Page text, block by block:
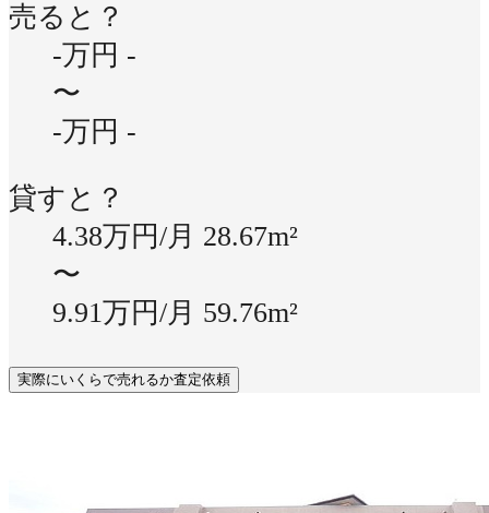
売ると？
-万円 -
〜
-万円 -
貸すと？
4.38万円/月 28.67m²
〜
9.91万円/月 59.76m²
実際にいくらで売れるか査定依頼